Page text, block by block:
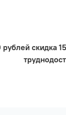
скидка